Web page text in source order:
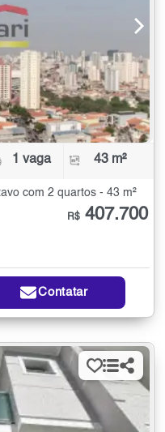
1 vaga 43 m²
com 2 quartos - 43 m²
R$ 407.700
Contatar